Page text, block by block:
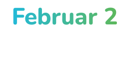
Februar